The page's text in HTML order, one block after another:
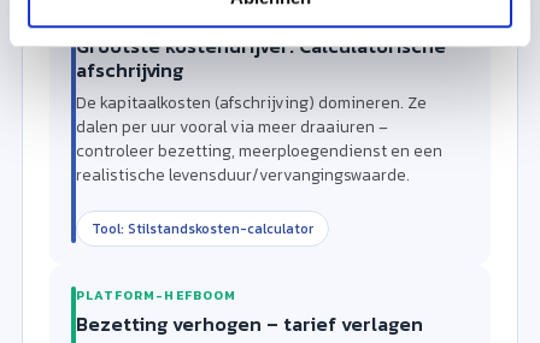
Grootste kostendrijver: Calculatorische
afschrijving
De kapitaalkosten (afschrijving) domineren. Ze
dalen per uur vooral via meer draaiuren –
controleer bezetting, meerploegendienst en een
realistische levensduur/vervangingswaarde.
Tool: Stilstandskosten-calculator
PLATFORM-HEFBOOM
Bezetting verhogen – tarief verlagen